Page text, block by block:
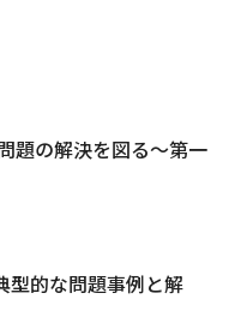
題の解決を図る～第一
的な問題事例と解